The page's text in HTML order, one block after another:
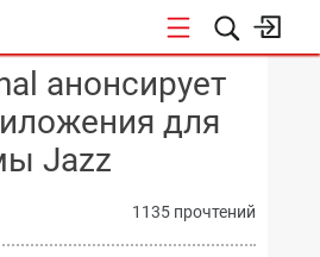
КОНФЕРЕНЦИИ
анонсирует
для
Jazz
1135 прочтений